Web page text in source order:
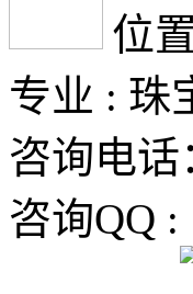
位
专业 : 珠
咨询电话
咨询QQ :